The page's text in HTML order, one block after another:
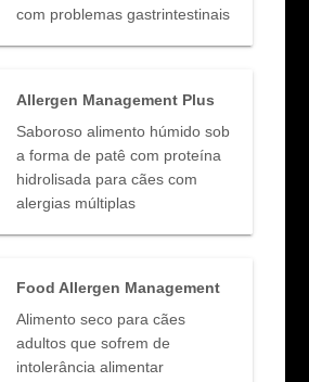
com problemas gastrintestinais
Allergen Management Plus
Saboroso alimento húmido sob
a forma de patê com proteína
hidrolisada para cães com
alergias múltiplas
Food Allergen Management
Alimento seco para cães
adultos que sofrem de
intolerância alimentar